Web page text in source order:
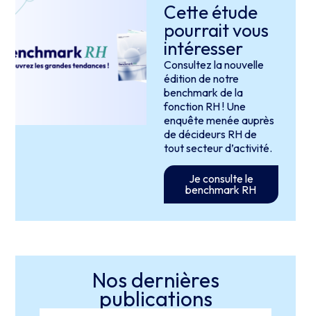
Cette étude
pourraitvous
intéresser
Consultez la nouvelle
édition de notre
benchmark de la
fonction RH ! Une
enquête menée auprès
de décideurs RH de
tout secteur d’activité.
Je consulte le
benchmark RH
Nos dernières
publications